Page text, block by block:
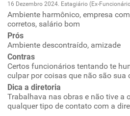
Recomenda a diretoria
Oportunidade de promoção
Ambiente de trabalho
Conciliação com a vida familiar
Benefícios
16 Dezembro 2024. Estagiário (Ex-
Ambiente harmônico, empresa
corretos, salário bom
Prós
Ambiente descontraído, amizade
Contras
Certos funcionários tentando te
culpar por coisas que não são sua
Dica a diretoria
Trabalhava nas obras e não tive a
qualquer tipo de contato com a